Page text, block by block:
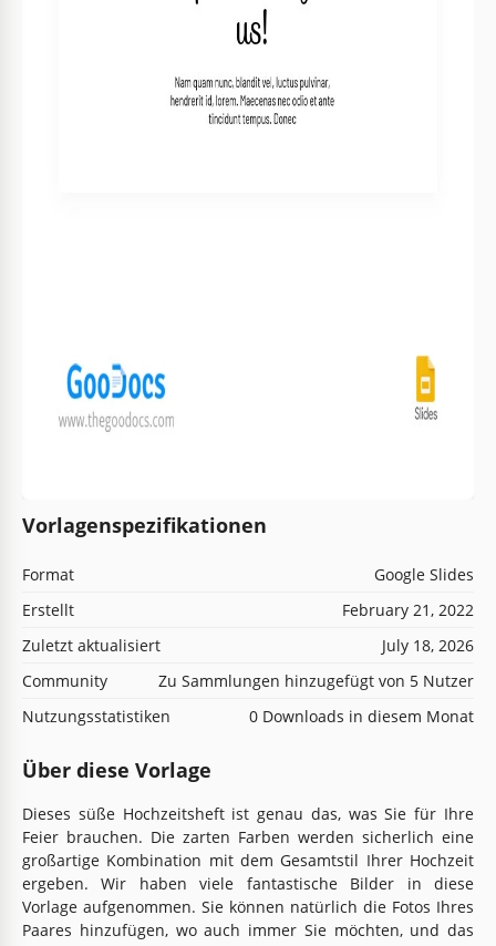
Vorlagenspezifikationen
Format
Google Slides
Erstellt
February 21, 2022
Zuletzt aktualisiert
July 18, 2026
Community
Zu Sammlungen hinzugefügt von 5 Nutzer
Nutzungsstatistiken
0 Downloads in diesem Monat
Über diese Vorlage
Dieses süße Hochzeitsheft ist genau das, was Sie für Ihre
Feier brauchen. Die zarten Farben werden sicherlich eine
großartige Kombination mit dem Gesamtstil Ihrer Hochzeit
ergeben. Wir haben viele fantastische Bilder in diese
Vorlage aufgenommen. Sie können natürlich die Fotos Ihres
Paares hinzufügen, wo auch immer Sie möchten, und das